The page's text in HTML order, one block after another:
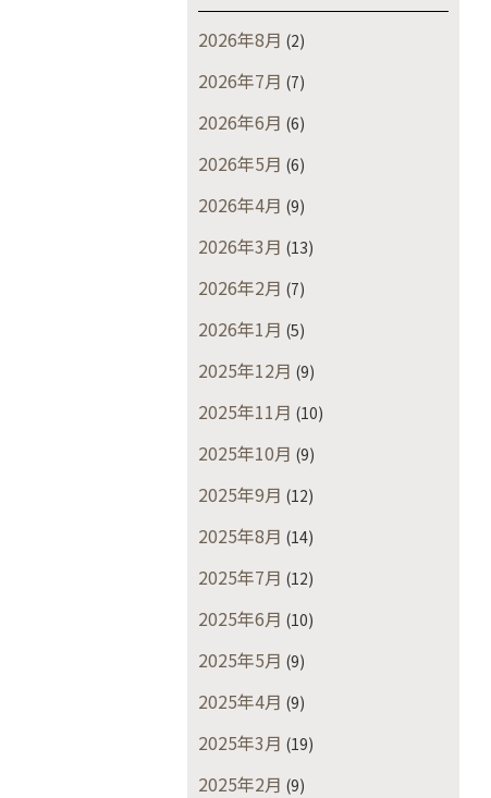
2026年8月 (2)
2026年7月 (7)
2026年6月 (6)
2026年5月 (6)
2026年4月 (9)
2026年3月 (13)
2026年2月 (7)
2026年1月 (5)
2025年12月 (9)
2025年11月 (10)
2025年10月 (9)
2025年9月 (12)
2025年8月 (14)
2025年7月 (12)
2025年6月 (10)
2025年5月 (9)
2025年4月 (9)
2025年3月 (19)
2025年2月 (9)